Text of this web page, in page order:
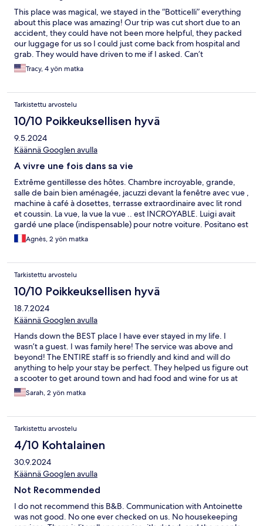
This place was magical, we stayed in the “Botticelli” everything
about this place was amazing! Our trip was cut short due to an
accident, they could have not been more helpful, they packed
our luggage for us so I could just come back from hospital and
grab. They would have driven to me if I asked. Can’t
recommend enough! Ciao til next time❤️
Tracy, 4 yön matka
Tarkistettu arvostelu
10/10 Poikkeuksellisen hyvä
9.5.2024
Käännä Googlen avulla
A vivre une fois dans sa vie
Extrême gentillesse des hôtes. Chambre incroyable, grande,
salle de bain bien aménagée, jacuzzi devant la fenêtre avec vue ,
machine à café à dosettes, terrasse extraordinaire avec lit rond
et coussin. La vue, la vue la vue .. est INCROYABLE. Luigi avait
gardé une place (indispensable) pour notre voiture. Positano est
à 30 mn à pieds (escaliers ). Pensez aux boules quies car le coq
chante quand il a une inspiration et ça lui prend parfois la nuit !
Agnès, 2 yön matka
Tarkistettu arvostelu
10/10 Poikkeuksellisen hyvä
18.7.2024
Käännä Googlen avulla
Hands down the BEST place I have ever stayed in my life. I
wasn’t a guest. I was family here! The service was above and
beyond! The ENTIRE staff is so friendly and kind and will do
anything to help your stay be perfect. They helped us figure out
a scooter to get around town and had food and wine for us at
our private room as soon as we got in. The food at the restaurant
is incredible and a must! The only regret is that I didn’t do the
manager in the restaurant was such a fun highlight and we
quickly fell in love with him and his personality! The view is
amazing and the room is stunning but the staff is what makes
this place 10/10
Sarah, 2 yön matka
Tarkistettu arvostelu
4/10 Kohtalainen
30.9.2024
Käännä Googlen avulla
Not Recommended
I do not recommend this B&B. Communication with Antoinette
was not good. No one ever checked on us. No housekeeping